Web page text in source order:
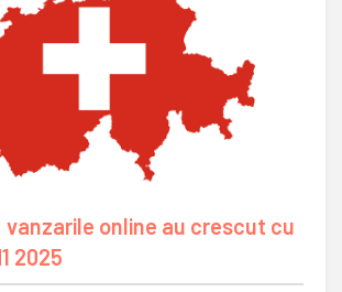
vanzarile online au crescut cu
2025